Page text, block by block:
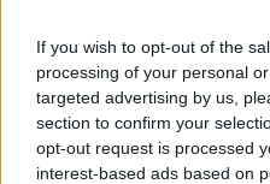
If you wish to opt-out of the
processing of your personal
targeted advertising by us,
section to confirm your
opt-out request is processed
interest-based ads based on
συνδικα ληστών ,κάθε
κλωτσηδον.
ΑΠΑΝΤΗΣΗ
Φανή